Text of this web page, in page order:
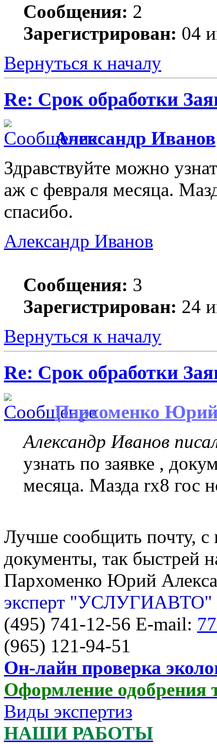
Сообщения: 2
Зарегистрирован: 04
Вернуться к началу
Re: Срок обработки
Александр Иванов
Здравствуйте можно
аж с февраля месяца.
спасибо.
Александр Иванов
Сообщения: 3
Зарегистрирован: 24
Вернуться к началу
Re: Срок обработки
Пархоменко
Александр Иванов
узнать по заявке ,
месяца. Мазда rx8 гос
Лучше сообщить почту, с
документы, так быстрей
Пархоменко Юрий
эксперт "УСЛУГИАВТО"
(495) 741-12-56 E-mail:
(965) 121-94-51
Он-лайн проверка
Оформление
Виды экспертиз
НАШИ РАБОТЫ